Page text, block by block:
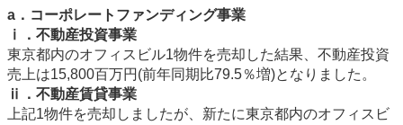
a．コーポレートファンディング事業
ⅰ．不動産投資事業
東京都内のオフィスビル1物件を売却した結果、不動産投資
売上は15,800百万円(前年同期比79.5％増)となりました。
ⅱ．不動産賃貸事業
上記1物件を売却しましたが、新たに東京都内のオフィスビ